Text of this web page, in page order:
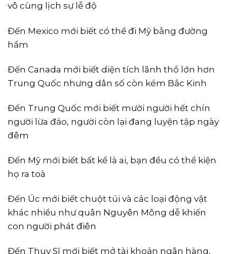
vô cùng lịch sự lễ độ
Đến Mexico mới biết có thể đi Mỹ bằng đường
hầm
Đến Canada mới biết diện tích lãnh thổ lớn hơn
Trung Quốc nhưng dân số còn kém Bắc Kinh
Đến Trung Quốc mới biết mười người hết chín
người lừa đảo, người còn lại đang luyện tập ngày
đêm
Đến Mỹ mới biết bất kể là ai, bạn đều có thể kiện
họ ra toà
Đến Úc mới biết chuột túi và các loại động vật
khác nhiều như quân Nguyên Mông dễ khiến
con người phát điên
Đến Thuỵ Sĩ mới biết mở tài khoản ngân hàng,